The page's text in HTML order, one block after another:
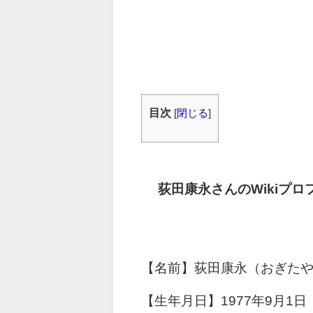
目次 [閉じる]
荻田康永さんのWikiプロ
【名前】荻田康永（おぎた
【生年月日】1977年9月1日